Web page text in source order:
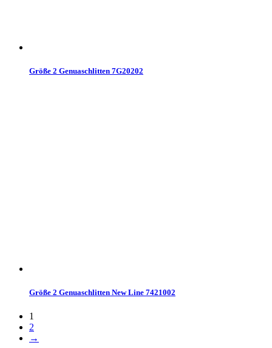
Größe 2 Genuaschlitten 7G20202
Größe 2 Genuaschlitten New Line 7421002
1
2
→